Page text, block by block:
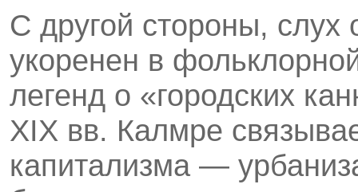
С другой стороны,
укоренен в
легенд о «городских
XIX вв. Калмре
капитализма —